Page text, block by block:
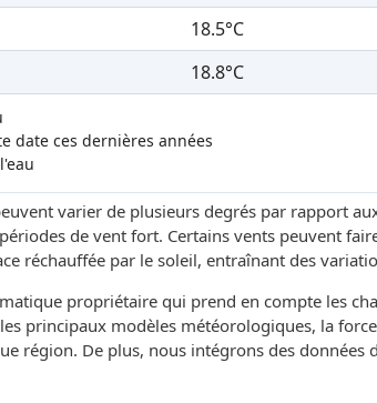
18.5°C
18.8°C
date ces dernières années
varier de plusieurs degrés par rapport
de vent fort. Certains vents peuvent
réchauffée par le soleil, entraînant des
propriétaire qui prend en compte les
principaux modèles météorologiques, la
région. De plus, nous intégrons des données